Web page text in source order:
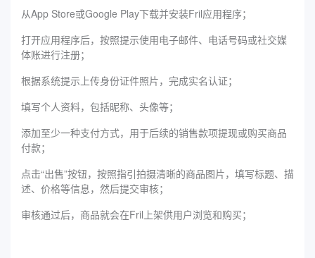
从App Store或Google Play下载并安装Fril应用程序；
打开应用程序后，按照提示使用电子邮件、电话号码或社交媒
体账进行注册；
根据系统提示上传身份证件照片，完成实名认证；
填写个人资料，包括昵称、头像等；
添加至少一种支付方式，用于后续的销售款项提现或购买商品
付款；
点击“出售”按钮，按照指引拍摄清晰的商品图片，填写标题、描
述、价格等信息，然后提交审核；
审核通过后，商品就会在Fril上架供用户浏览和购买；